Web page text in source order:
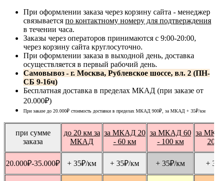
При оформлении заказа через корзину сайта - менеджер
связывается по контактному номеру для подтверждения
в течении часа.
Заказы через операторов принимаются с 9:00-20:00,
через корзину сайта круглосуточно.
При оформлении заказа в выходной день, доставка
осуществляется в первый рабочий день.
Самовывоз - г. Москва, Рублевское шоссе, вл. 2 (ПН-
СБ 9-16ч)
Бесплатная доставка в пределах МКАД (при заказе от
20.000₽)
При заказе до 20.000₽ стоимость доставки в пределах МКАД 900₽, за МКАД + 35₽/км
при сумме
заказа
до 20 км за
МКАД
за МКАД 20
- 60 км
за МКАД 60
- 100 км
за
20.000₽-35.000₽ + 35₽/км + 35₽/км + 35₽/км +